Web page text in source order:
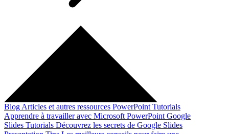
Blog Articles et autres ressources PowerPoint Tutorials
Apprendre à travailler avec Microsoft PowerPoint Google
Slides Tutorials Découvrez les secrets de Google Slides